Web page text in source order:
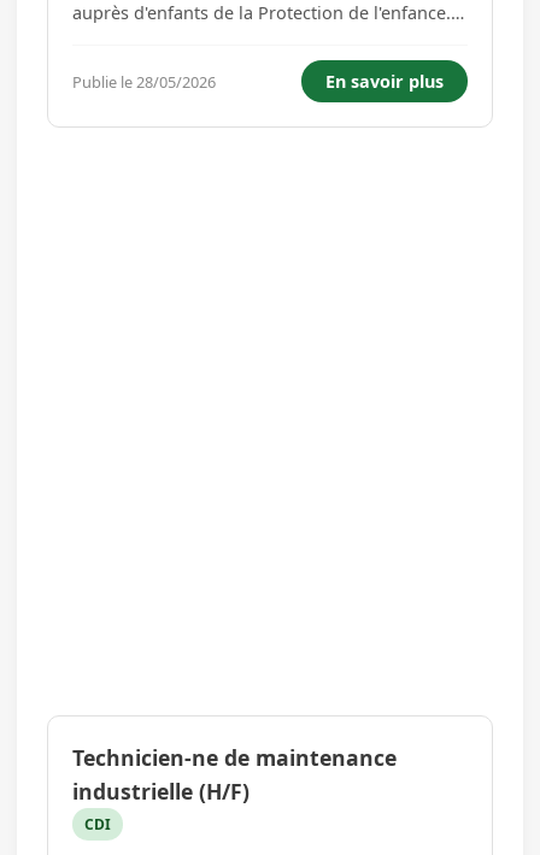
auprès d'enfants de la Protection de l'enfance. Il
jeunes et de leurs parents, et de travailler les
différents aspects éducatifs et psychologiques
posant problèmes,...
Publie le 28/05/2026 En savoir plus
Technicien-ne de maintenance
industrielle (H/F)
CDI